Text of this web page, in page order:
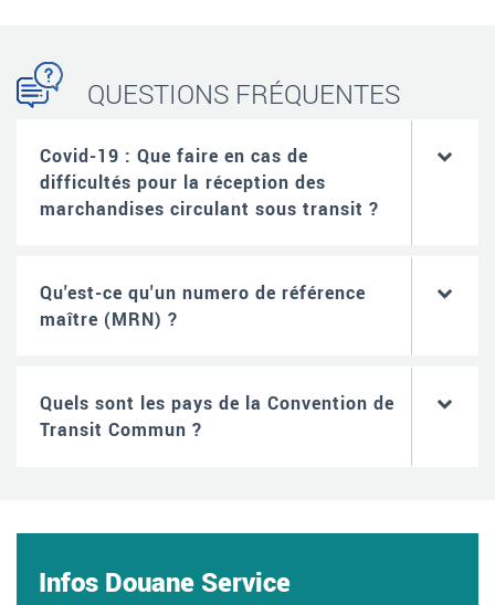
QUESTIONS FRÉQUENTES
Covid-19 : Que faire en cas de
difficultés pour la réception des
marchandises circulant sous transit ?
Qu'est-ce qu'un numero de référence
maître (MRN) ?
Quels sont les pays de la Convention de
Transit Commun ?
Infos Douane Service